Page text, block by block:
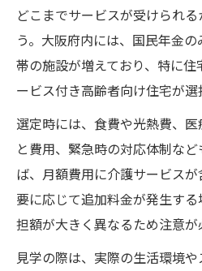
どこまでサービスが受けられ
う。大阪府内には、国民年金
帯の施設が増えており、特に
ービス付き高齢者向け住宅が選
選定時には、食費や光熱費、
と費用、緊急時の対応体制な
ば、月額費用に介護サービス
要に応じて追加料金が発生す
担額が大きく異なるため注意が
見学の際は、実際の生活環境